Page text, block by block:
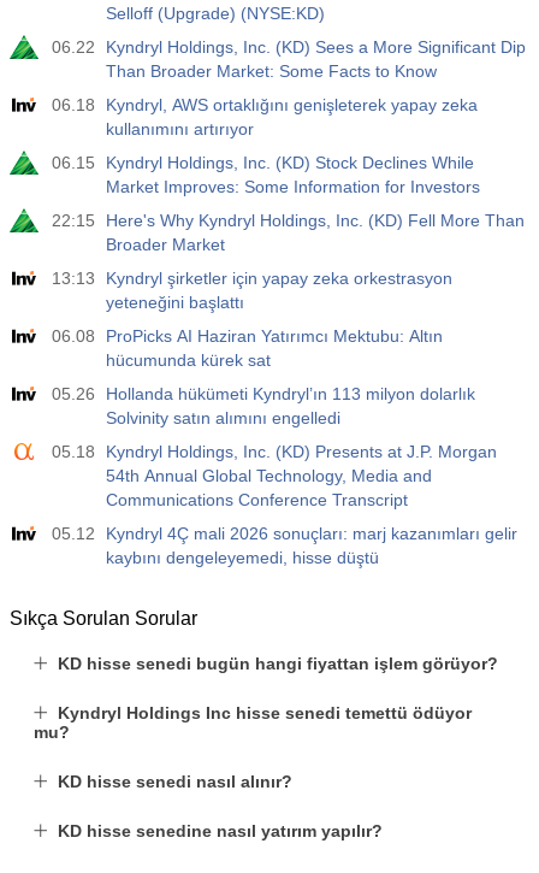
Selloff (Upgrade) (NYSE:KD)
06.22
Kyndryl Holdings, Inc. (KD) Sees a More Significant Dip
Than Broader Market: Some Facts to Know
06.18
Kyndryl, AWS ortaklığını genişleterek yapay zeka
kullanımını artırıyor
06.15
Kyndryl Holdings, Inc. (KD) Stock Declines While
Market Improves: Some Information for Investors
22:15
Here's Why Kyndryl Holdings, Inc. (KD) Fell More Than
Broader Market
13:13
Kyndryl şirketler için yapay zeka orkestrasyon
yeteneğini başlattı
06.08
ProPicks AI Haziran Yatırımcı Mektubu: Altın
hücumunda kürek sat
05.26
Hollanda hükümeti Kyndryl’ın 113 milyon dolarlık
Solvinity satın alımını engelledi
05.18
Kyndryl Holdings, Inc. (KD) Presents at J.P. Morgan
54th Annual Global Technology, Media and
Communications Conference Transcript
05.12
Kyndryl 4Ç mali 2026 sonuçları: marj kazanımları gelir
kaybını dengeleyemedi, hisse düştü
Sıkça Sorulan Sorular
KD hisse senedi bugün hangi fiyattan işlem görüyor?
Kyndryl Holdings Inc hisse senedi temettü ödüyor
mu?
KD hisse senedi nasıl alınır?
KD hisse senedine nasıl yatırım yapılır?